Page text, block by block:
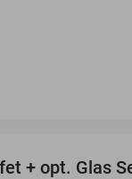
+ opt. Glas